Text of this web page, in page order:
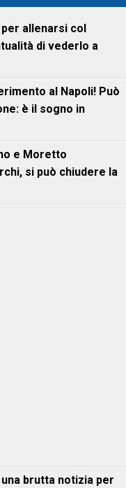
allenarsi col
di vederlo a
al Napoli! Può
è il sogno in
e Moretto
si può chiudere la
brutta notizia per